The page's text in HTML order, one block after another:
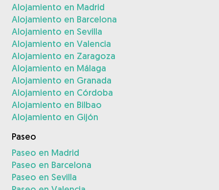
Alojamiento en Madrid
Alojamiento en Barcelona
Alojamiento en Sevilla
Alojamiento en Valencia
Alojamiento en Zaragoza
Alojamiento en Málaga
Alojamiento en Granada
Alojamiento en Córdoba
Alojamiento en Bilbao
Alojamiento en Gijón
Paseo
Paseo en Madrid
Paseo en Barcelona
Paseo en Sevilla